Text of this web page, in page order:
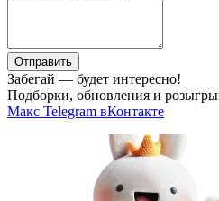
Отправить
Забегай — будет интересно!
Подборки, обновления и
Макс Telegram вКонтакте